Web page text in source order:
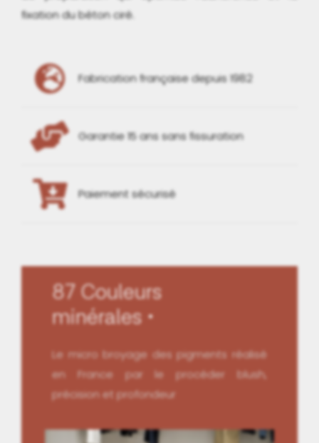
fixation du béton ciré.
Fabrication française depuis 1982
Garantie 15 ans sans fissuration
Paiement sécurisé
87 Couleurs
minérales
Le micro broyage des pigments réalisé
en France par le procéder blush,
précision et profondeur